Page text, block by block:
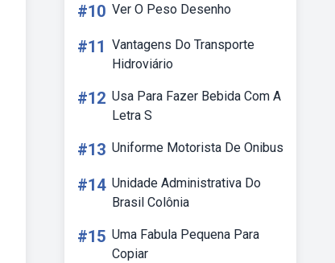
#10 Ver O Peso Desenho
#11 Vantagens Do Transporte
Hidroviário
#12 Usa Para Fazer Bebida Com A
Letra S
#13 Uniforme Motorista De Onibus
#14 Unidade Administrativa Do
Brasil Colônia
#15 Uma Fabula Pequena Para
Copiar